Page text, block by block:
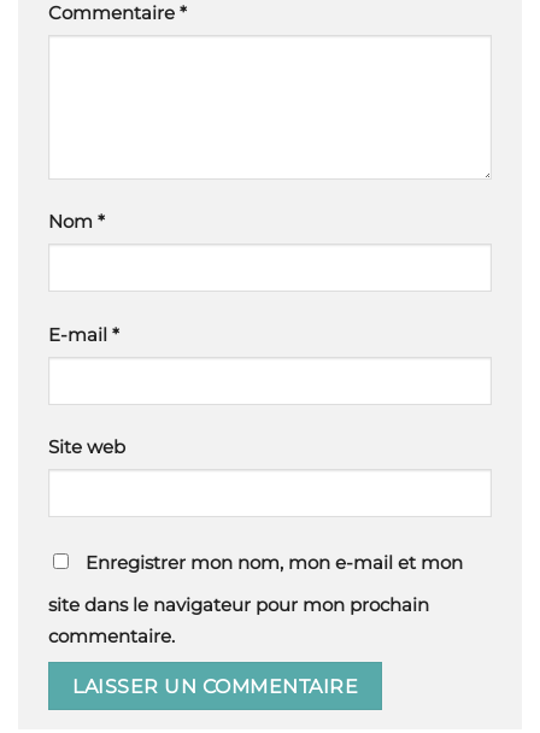
Commentaire *
Nom *
E-mail *
Site web
Enregistrer mon nom, mon e-mail et mon
site dans le navigateur pour mon prochain
commentaire.